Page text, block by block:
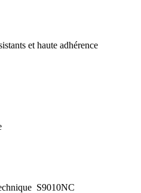
et haute adhérence
S9010NC